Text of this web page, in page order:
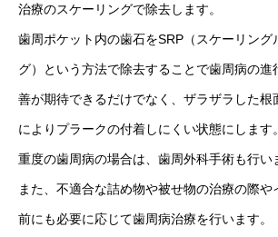
治療のスケーリングで除去します。
歯周ポケット内の歯石をSRP（スケーリング
グ）という方法で除去することで歯周病の進
善が期待できるだけでなく、ザラザラした根
によりプラークの付着しにくい状態にします。
重度の歯周病の場合は、歯周外科手術も行い
また、不適合な詰め物や被せ物の治療の際
前にも必要に応じて歯周病治療を行います。